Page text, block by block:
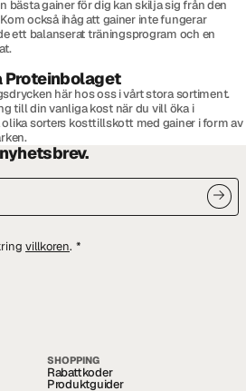
bästa gainer för dig kan skilja sig från den
också ihåg att gainer inte fungerar
ett balanserat träningsprogram och en
Proteinbolaget
här hos oss i vårt stora sortiment.
till din vanliga kost när du vill öka i
sorters kosttillskott med gainer i form av
villkoren. *
SHOPPING
Rabattkoder
Produktguider